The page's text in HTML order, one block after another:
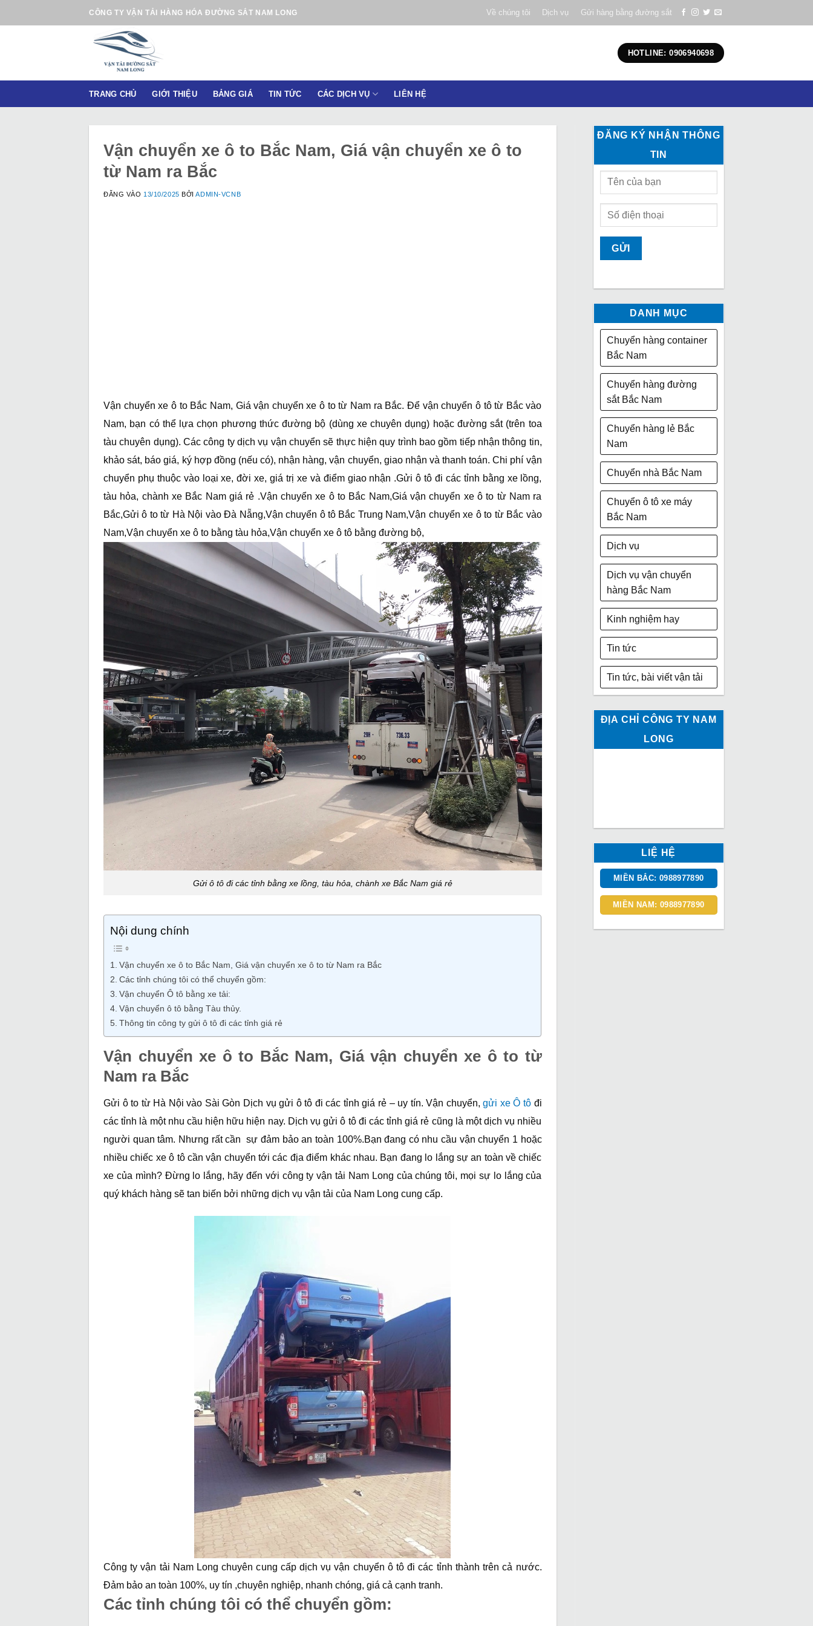
n
CÔNG TY VẬN TẢI HÀNG HÓA ĐƯỜNG SẮT NAM LONG Về chúng tôi Dịch vụ Gửi hàng bằng đường sắt
HOTLINE: 0906940698
TRANG CHỦ GIỚI THIỆU BẢNG GIÁ TIN TỨC CÁC DỊCH VỤ LIÊN HỆ
Vận chuyển xe ô to Bắc Nam, Giá vận chuyển xe ô to
từ Nam ra Bắc
ĐĂNG VÀO 13/10/2025 BỞIADMIN-VCNB
Vận chuyển xe ô to Bắc Nam, Giá vận chuyển xe ô to từ Nam ra Bắc. Để vận chuyển ô tô từ Bắc vào
Nam, bạn có thể lựa chọn phương thức đường bộ (dùng xe chuyên dụng) hoặc đường sắt (trên toa
tàu chuyên dụng). Các công ty dịch vụ vận chuyển sẽ thực hiện quy trình bao gồm tiếp nhận thông tin,
khảo sát, báo giá, ký hợp đồng (nếu có), nhận hàng, vận chuyển, giao nhận và thanh toán. Chi phí vận
chuyển phụ thuộc vào loại xe, đời xe, giá trị xe và điểm giao nhận .Gửi ô tô đi các tỉnh bằng xe lồng,
tàu hỏa, chành xe Bắc Nam giá rẻ .Vận chuyển xe ô to Bắc Nam,Giá vận chuyển xe ô to từ Nam ra
Bắc,Gửi ô to từ Hà Nội vào Đà Nẵng,Vận chuyển ô tô Bắc Trung Nam,Vận chuyển xe ô to từ Bắc vào
Nam,Vận chuyển xe ô to bằng tàu hỏa,Vận chuyển xe ô tô bằng đường bộ,
Gửi ô tô đi các tỉnh bằng xe lồng, tàu hỏa, chành xe Bắc Nam giá rẻ
Nội dung chính
Vận chuyển xe ô to Bắc Nam, Giá vận chuyển xe ô to từ Nam ra Bắc
Các tỉnh chúng tôi có thể chuyển gồm:
Vận chuyển Ô tô bằng xe tải:
Vận chuyển ô tô bằng Tàu thủy.
Thông tin công ty gửi ô tô đi các tỉnh giá rẻ
Vận chuyển xe ô to Bắc Nam, Giá vận chuyển xe ô to từ
Nam ra Bắc
Gửi ô to từ Hà Nội vào Sài Gòn Dịch vụ gửi ô tô đi các tỉnh giá rẻ – uy tín. Vận chuyển,gửi xe Ô tôđi
các tỉnh là một nhu cầu hiện hữu hiện nay. Dịch vụ gửi ô tô đi các tỉnh giá rẻ cũng là một dịch vụ nhiều
người quan tâm. Nhưng rất cần sự đảm bảo an toàn 100%.Bạn đang có nhu cầu vận chuyển 1 hoặc
nhiều chiếc xe ô tô cần vận chuyển tới các địa điểm khác nhau. Bạn đang lo lắng sự an toàn về chiếc
xe của mình? Đừng lo lắng, hãy đến với công ty vận tải Nam Long của chúng tôi, mọi sự lo lắng của
quý khách hàng sẽ tan biến bởi những dịch vụ vận tải của Nam Long cung cấp.
Công ty vận tải Nam Long chuyên cung cấp dịch vụ vận chuyển ô tô đi các tỉnh thành trên cả nước.
Đảm bảo an toàn 100%, uy tín ,chuyên nghiệp, nhanh chóng, giá cả cạnh tranh.
Các tỉnh chúng tôi có thể chuyển gồm:
ĐĂNG KÝ NHẬN THÔNG
TIN
DANH MỤC
Chuyển hàng container
Bắc Nam
Chuyển hàng đường
sắt Bắc Nam
Chuyển hàng lẻ Bắc
Nam
Chuyển nhà Bắc Nam
Chuyển ô tô xe máy
Bắc Nam
Dịch vụ
Dịch vụ vận chuyển
hàng Bắc Nam
Kinh nghiệm hay
Tin tức
Tin tức, bài viết vận tải
ĐỊA CHỈ CÔNG TY NAM
LONG
LIỆ HỆ
MIỀN BẮC: 0988977890
MIỀN NAM: 0988977890